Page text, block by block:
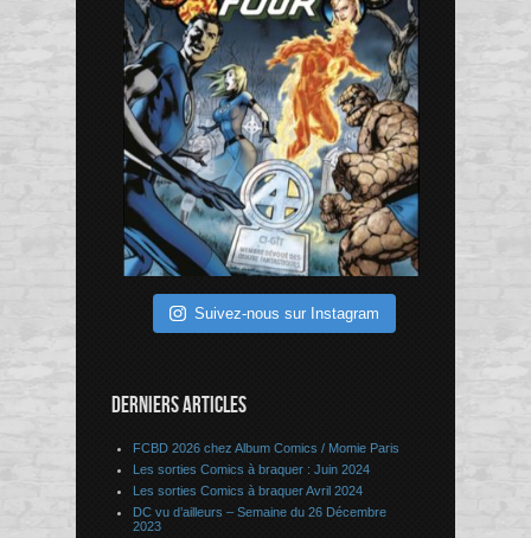
Suivez-nous sur Instagram
DERNIERS ARTICLES
FCBD 2026 chez Album Comics / Momie Paris
Les sorties Comics à braquer : Juin 2024
Les sorties Comics à braquer Avril 2024
DC vu d’ailleurs – Semaine du 26 Décembre
2023